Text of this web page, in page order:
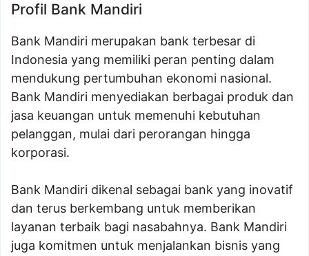
Profil Bank Mandiri
Bank Mandiri merupakan bank terbesar di
Indonesia yang memiliki peran penting dalam
mendukung pertumbuhan ekonomi nasional.
Bank Mandiri menyediakan berbagai produk dan
jasa keuangan untuk memenuhi kebutuhan
pelanggan, mulai dari perorangan hingga
korporasi.
Bank Mandiri dikenal sebagai bank yang inovatif
dan terus berkembang untuk memberikan
layanan terbaik bagi nasabahnya. Bank Mandiri
juga komitmen untuk menjalankan bisnis yang